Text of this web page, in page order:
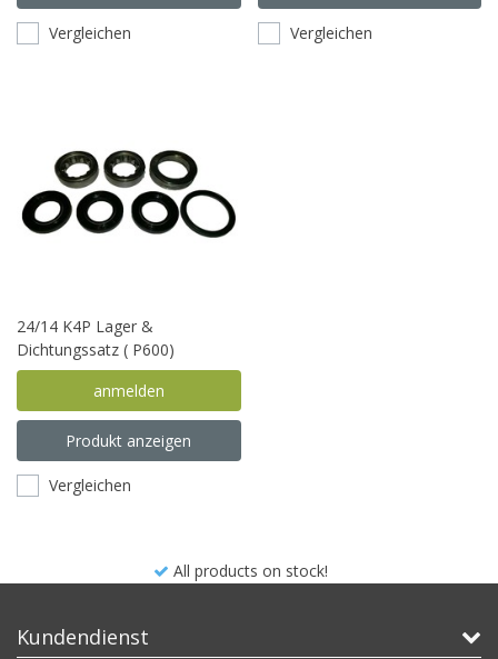
Vergleichen Vergleichen
24/14 K4P Lager &
Dichtungssatz ( P600)
anmelden
Produkt anzeigen
Vergleichen
All products on stock!
Kundendienst